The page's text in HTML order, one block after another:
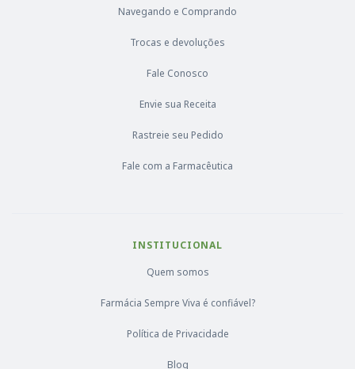
Navegando e Comprando
Trocas e devoluções
Fale Conosco
Envie sua Receita
Rastreie seu Pedido
Fale com a Farmacêutica
INSTITUCIONAL
Quem somos
Farmácia Sempre Viva é confiável?
Política de Privacidade
Blog